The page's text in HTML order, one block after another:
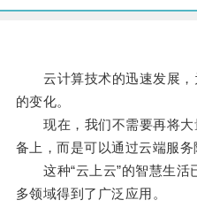
云计算技术的迅速发展，
的变化。
现在，我们不需要再将大
备上，而是可以通过云端服务
这种“云上云”的智慧生活
多领域得到了广泛应用。